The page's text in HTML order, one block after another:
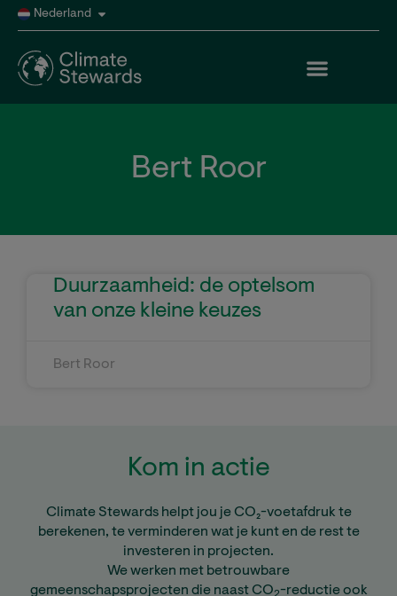
Nederland
Bert Roor
Duurzaamheid: de optelsom
van onze kleine keuzes
Bert Roor
Kom in actie
Climate Stewards helpt jou je CO₂-voetafdruk te
berekenen, te verminderen wat je kunt en de rest te
investeren in projecten.
We werken met betrouwbare
gemeenschapsprojecten die naast CO -reductie ook